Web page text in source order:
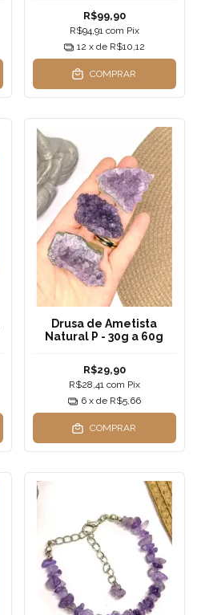
Transmutação, Amor
Espiritual e Equilíbrio
Profundo
R$99,90
R$94,91 com Pix
12 x de R$10,12
COMPRAR
Drusa de Ametista
Natural P - 30g a 60g
R$29,90
R$28,41 com Pix
6 x de R$5,66
COMPRAR